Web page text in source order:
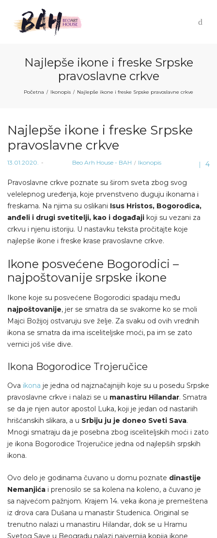
Najlepše ikone i freske Srpske
pravoslavne crkve
Početna / Ikonopis / Najlepše ikone i freske Srpske pravoslavne crkve
Najlepše ikone i freske Srpske
pravoslavne crkve
Posted
13.01.2020. Beo Arh House - BAH
Posted
Ikonopis 4
Pravoslavne crkve poznate su širom sveta zbog svog
velelepnog uređenja, koje prvenstveno duguju ikonama i
freskama. Na njima su oslikani Isus Hristos, Bogorodica,
anđeli i drugi svetitelji, kao i događaji koji su vezani za
crkvu i njenu istoriju. U nastavku teksta pročitajte koje
najlepše ikone i freske krase pravoslavne crkve.
Ikone posvećene Bogorodici –
najpoštovanije srpske ikone
Ikone koje su posvećene Bogorodici spadaju među
najpoštovanije, jer se smatra da se svakome ko se moli
Majci Božijoj ostvaruju sve želje. Za svaku od ovih vrednih
ikona se smatra da ima isceliteljske moći, pa im se zato
vernici još više dive.
Ikona Bogorodice Trojeručice
Ova ikona je jedna od najznačajnijih koje su u posedu Srpske
pravoslavne crkve i nalazi se u manastiru Hilandar. Smatra
se da je njen autor apostol Luka, koji je jedan od nastariih
hrišćanskih slikara, a u Srbiju ju je doneo Sveti Sava.
Mnogi smatraju da je posebna zbog isceliteljskih moći i zato
je ikona Bogorodice Trojeručice jedna od najlepših srpskih
ikona.
Ovo delo je godinama čuvano u domu poznate dinastije
Nemanjića i prenosilo se sa kolena na koleno, a čuvano je
sa najvećom pažnjom. Krajem 14. veka ikona je premeštena
iz drova cara Dušana u manastir Studenica. Original se
trenutno nalazi u manastiru Hilandar, dok se u Hramu
Svetog Save u Beogradu nalazi najvernija kopija ikone